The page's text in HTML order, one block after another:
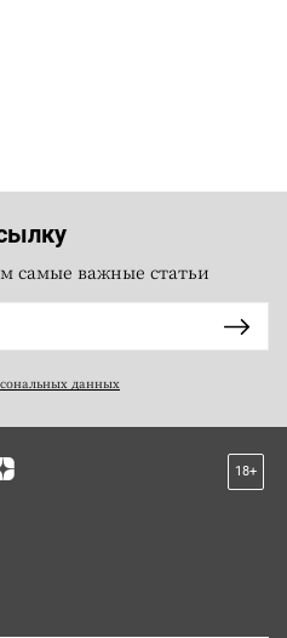
самые важные статьи
данных
18+